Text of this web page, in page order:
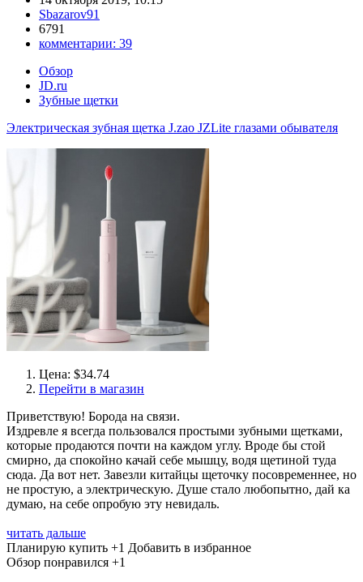
Sbazarov91
6791
комментарии: 39
Обзор
JD.ru
Зубные щетки
Электрическая зубная щетка J.zao JZLite глазами обывателя
Цена: $34.74
Перейти в магазин
Приветствую! Борода на связи.
Издревле я всегда пользовался простыми зубными щетками,
которые продаются почти на каждом углу. Вроде бы стой
смирно, да спокойно качай себе мышцу, водя щетиной туда
сюда. Да вот нет. Завезли китайцы щеточку посовременнее, но
не простую, а электрическую. Душе стало любопытно, дай ка
думаю, на себе опробую эту невидаль.
читать дальше
Планирую купить +1 Добавить в избранное
Обзор понравился +1